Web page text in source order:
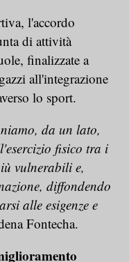
l'accordo
di attività
finalizzate a
all'integrazione
lo sport.
da un lato,
fisico tra i
vulnerabili e,
diffondendo
alle esigenze e
Fontecha.